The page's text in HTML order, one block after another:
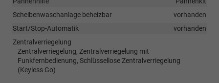
Scheibenwaschanlage beheizbar
vorhanden
Start/Stop-Automatik
vorhanden
Zentralverriegelung
Zentralverriegelung, Zentralverriegelung mit
Funkfernbedienung, Schlüssellose Zentralverriegelung
(Keyless Go)